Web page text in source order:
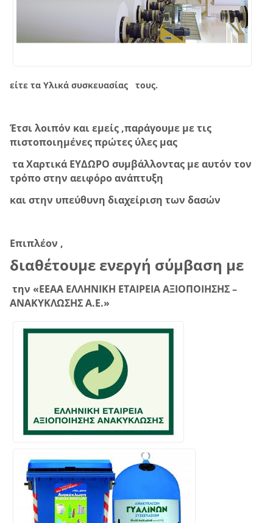
είτε τα Υλικά συσκευασίας τους.
Έτσι λοιπόν και εμείς ,παράγουμε με τις
πιστοποιημένες πρώτες ύλες μας
τα Χαρτικά ΕΥΔΩΡΟ συμβάλλοντας με αυτόν τον
τρόπο στην αειφόρο ανάπτυξη
και στην υπεύθυνη διαχείριση των δασών
Επιπλέον ,
διαθέτουμε ενεργή σύμβαση με
την «ΕΕΑΑ ΕΛΛΗΝΙΚΗ ΕΤΑΙΡΕΙΑ ΑΞΙΟΠΟΙΗΣΗΣ –
ΑΝΑΚΥΚΛΩΣΗΣ Α.Ε.»